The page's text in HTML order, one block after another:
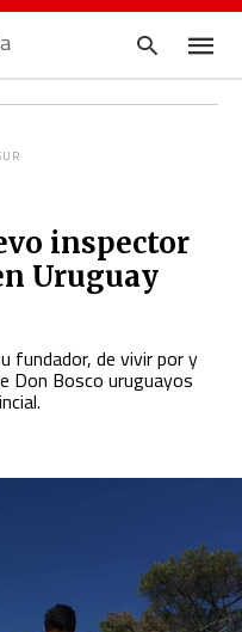
y
inspector
Uruguay
fundador, de vivir por y
Don Bosco uruguayos